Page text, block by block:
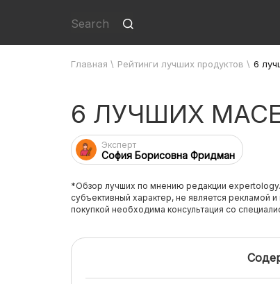
Главная \ Рейтинги лучших продуктов \ 6
6 ЛУЧШИХ
Эксперт
София Борисовна Фридман
*Обзор лучших по мнению редакции
субъективный характер, не является рекламой
покупкой необходима консультация со